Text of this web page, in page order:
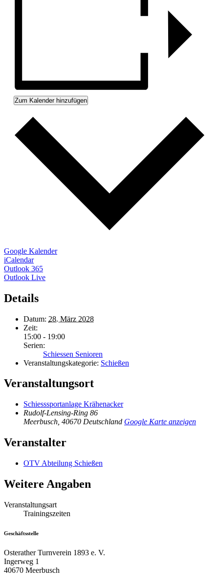
Zum Kalender hinzufügen
Google Kalender
iCalendar
Outlook 365
Outlook Live
Details
Datum: 28. März 2028
Zeit:
15:00 - 19:00
Serien:
Schiessen Senioren
Veranstaltungskategorie: Schießen
Veranstaltungsort
Schiesssportanlage Krähenacker
Rudolf-Lensing-Ring 86
Meerbusch 40670 Deutschland Google Karte anzeigen
Veranstalter
OTV Abteilung Schießen
Weitere Angaben
Veranstaltungsart
Trainingszeiten
Geschäftsstelle
Osterather Turnverein 1893 e. V.
Ingerweg 1
40670 Meerbusch